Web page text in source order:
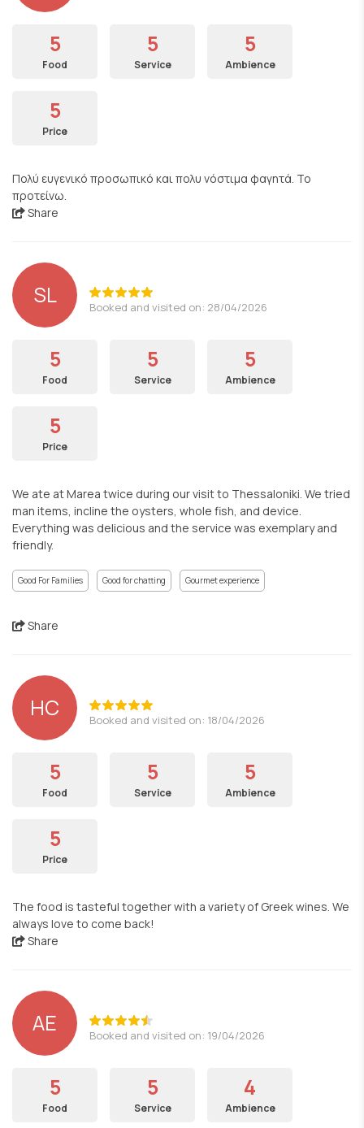
5
Food
5
Service
5
Ambience
5
Price
Πολύ ευγενικό προσωπικό και πολυ νόστιμα φαγητά. Το
προτείνω.
Share
SL Booked and visited on: 28/04/2026
5
Food
5
Service
5
Ambience
5
Price
We ate at Marea twice during our visit to Thessaloniki. We tried
man items, incline the oysters, whole fish, and device.
Everything was delicious and the service was exemplary and
friendly.
Good For Families Good for chatting Gourmet experience
Share
HC Booked and visited on: 18/04/2026
5
Food
5
Service
5
Ambience
5
Price
The food is tasteful together with a variety of Greek wines. We
always love to come back!
Share
AE Booked and visited on: 19/04/2026
5
Food
5
Service
4
Ambience